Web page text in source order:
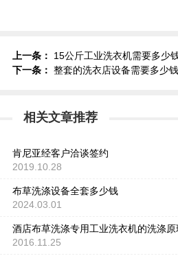
上一条：
15公斤工业洗衣机需要多少
下一条： 整套的洗衣店设备需要多少钱
相关文章推荐
肯尼亚经客户洽谈签约
2019.10.28
布草洗涤设备全套多少钱
2024.03.01
酒店布草洗涤专用工业洗衣机的洗涤原
2016.11.25